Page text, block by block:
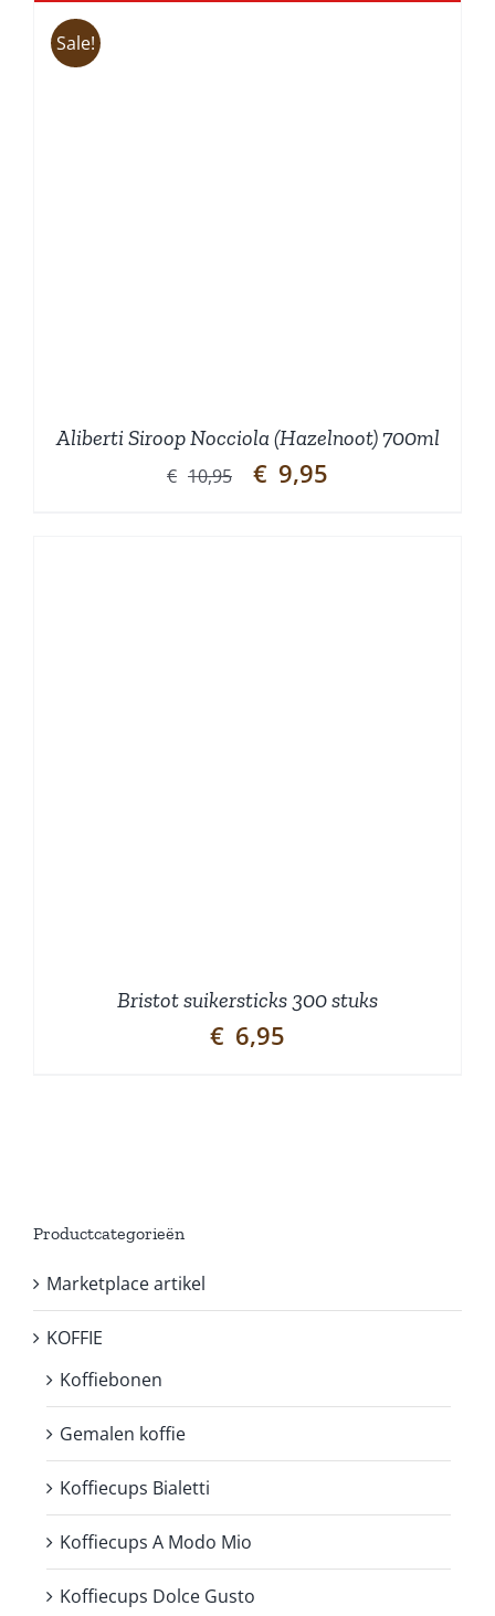
Sale!
Aliberti Siroop Nocciola (Hazelnoot) 700ml
€ 10,95
Oorspronkelijke
€ 9,95
Bristot suikersticks 300 stuks
€ 6,95
Productcategorieën
Marketplace artikel
KOFFIE
Koffiebonen
Gemalen koffie
Koffiecups Bialetti
Koffiecups A Modo Mio
Koffiecups Dolce Gusto